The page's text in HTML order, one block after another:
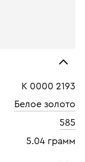
К 0000 2193
Белое золото
585
5.04 грамм